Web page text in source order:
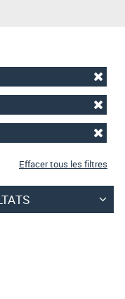
Effacer tous les filtres